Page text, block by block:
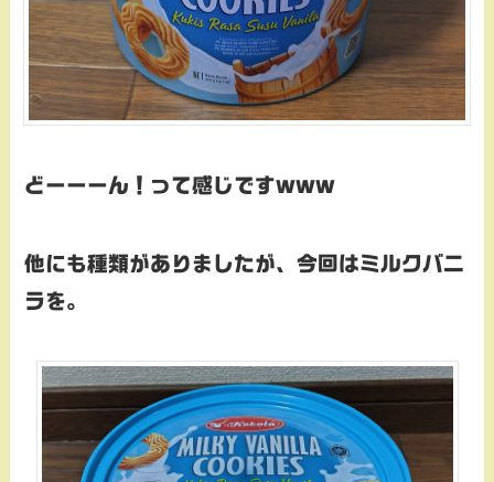
どーーーん！って感じですwww
他にも種類がありましたが、今回はミルクバニ
ラを。